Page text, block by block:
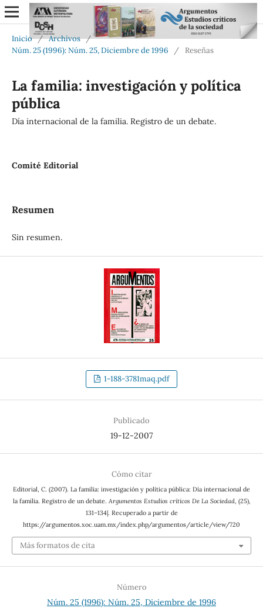
Inicio / Archivos /
Núm. 25 (1996): Núm. 25, Diciembre de 1996
/ Reseñas
La familia: investigación y política
pública
Día internacional de la familia. Registro de un debate.
Comité Editorial
Resumen
Sin resumen.
1-188-3781maq.pdf
Publicado
19-12-2007
Cómo citar
Editorial, C. (2007). La familia: investigación y política pública: Día internacional de
la familia. Registro de un debate. Argumentos Estudios críticos De La Sociedad, (25),
131–134|. Recuperado a partir de
https://argumentos.xoc.uam.mx/index.php/argumentos/article/view/720
Más formatos de cita
Número
Núm. 25 (1996): Núm. 25, Diciembre de 1996